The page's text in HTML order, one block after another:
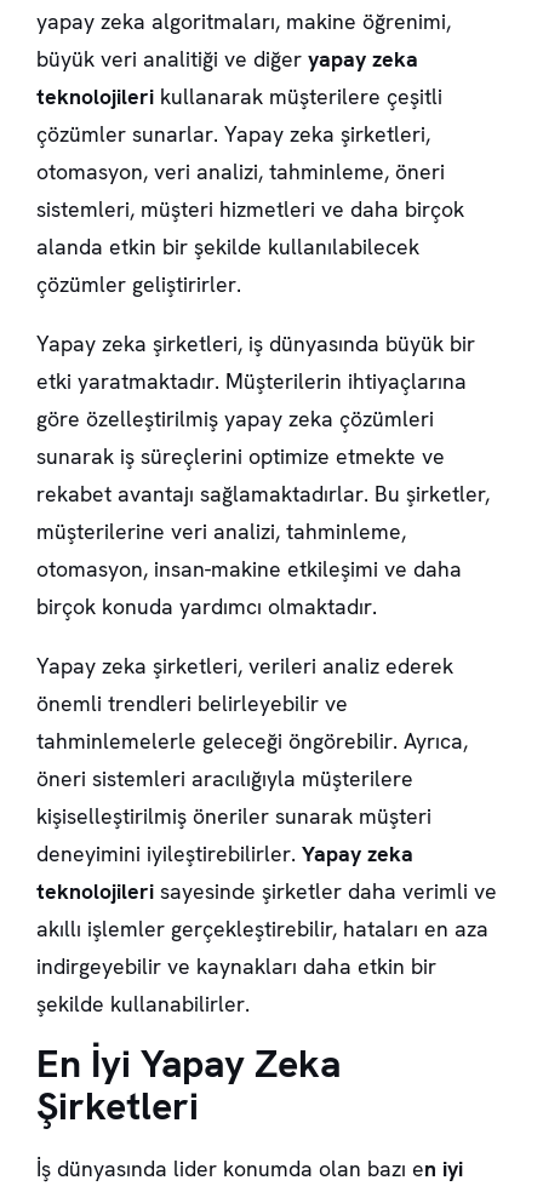
yapay zeka algoritmaları, makine öğrenimi,
büyük veri analitiği ve diğer yapay zeka
teknolojileri kullanarak müşterilere çeşitli
çözümler sunarlar. Yapay zeka şirketleri,
otomasyon, veri analizi, tahminleme, öneri
sistemleri, müşteri hizmetleri ve daha birçok
alanda etkin bir şekilde kullanılabilecek
çözümler geliştirirler.
Yapay zeka şirketleri, iş dünyasında büyük bir
etki yaratmaktadır. Müşterilerin ihtiyaçlarına
göre özelleştirilmiş yapay zeka çözümleri
sunarak iş süreçlerini optimize etmekte ve
rekabet avantajı sağlamaktadırlar. Bu şirketler,
müşterilerine veri analizi, tahminleme,
otomasyon, insan-makine etkileşimi ve daha
birçok konuda yardımcı olmaktadır.
Yapay zeka şirketleri, verileri analiz ederek
önemli trendleri belirleyebilir ve
tahminlemelerle geleceği öngörebilir. Ayrıca,
öneri sistemleri aracılığıyla müşterilere
kişiselleştirilmiş öneriler sunarak müşteri
deneyimini iyileştirebilirler. Yapay zeka
teknolojileri sayesinde şirketler daha verimli ve
akıllı işlemler gerçekleştirebilir, hataları en aza
indirgeyebilir ve kaynakları daha etkin bir
şekilde kullanabilirler.
En İyi Yapay Zeka
Şirketleri
İş dünyasında lider konumda olan bazı en iyi